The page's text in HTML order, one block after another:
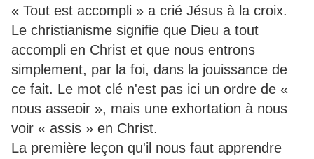
« Tout est accompli » a crié Jésus à la croix.
Le christianisme signifie que Dieu a tout
accompli en Christ et que nous entrons
simplement, par la foi, dans la jouissance de
ce fait. Le mot clé n'est pas ici un ordre de «
nous asseoir », mais une exhortation à nous
voir « assis » en Christ.
La première leçon qu'il nous faut apprendre